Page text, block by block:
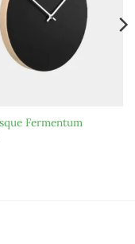
Fermentum